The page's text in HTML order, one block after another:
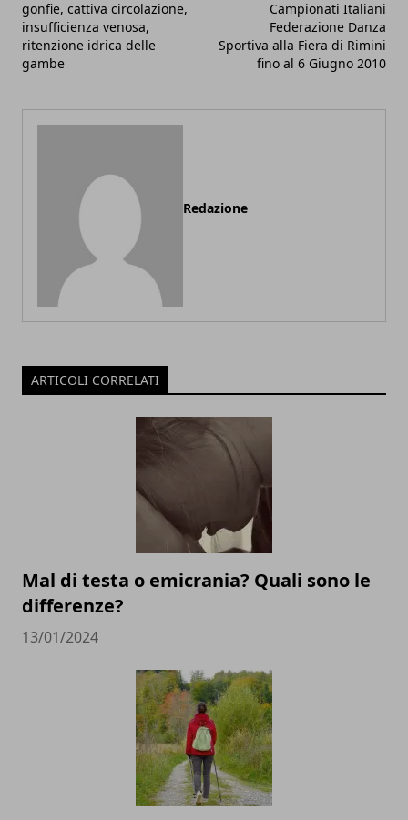
gonfie, cattiva circolazione,
insufficienza venosa,
ritenzione idrica delle
gambe
Campionati Italiani
Federazione Danza
Sportiva alla Fiera di Rimini
fino al 6 Giugno 2010
Redazione
ARTICOLI CORRELATI
Mal di testa o emicrania? Quali sono le
differenze?
13/01/2024